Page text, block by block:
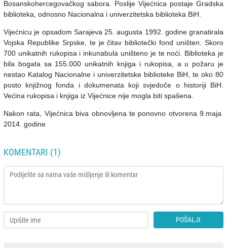
Bosanskohercegovačkog sabora. Poslije Vijećnica postaje Gradska
biblioteka, odnosno Nacionalna i univerzitetska biblioteka BiH.
Vijećnicu je opsadom Sarajeva 25. augusta 1992. godine granatirala
Vojska Republike Srpske, te je čitav bibliotečki fond uništen. Skoro
700 unikatnih rukopisa i inkunabula uništeno je te noći. Biblioteka je
bila bogata sa 155.000 unikatnih knjiga i rukopisa, a u požaru je
nestao Katalog Nacionalne i univerzitetske biblioteke BiH, te oko 80
posto knjižnog fonda i dokumenata koji svjedoče o historiji BiH.
Većina rukopisa i knjiga iz Vijećnice nije mogla biti spašena.
Nakon rata, Vijećnica biva obnovljena te ponovno otvorena 9.maja
2014. godine
KOMENTARI (1)
POŠALJI